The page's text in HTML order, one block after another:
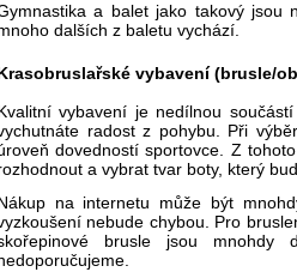
a balet jako takový jsou
dalších z baletu vychází.
vybavení (brusle/
vybavení je nedílnou
radost z pohybu. Při
dovedností sportovce. Z
a vybrat tvar boty, který
na internetu může být
nebude chybou. Pro
brusle jsou mnohdy